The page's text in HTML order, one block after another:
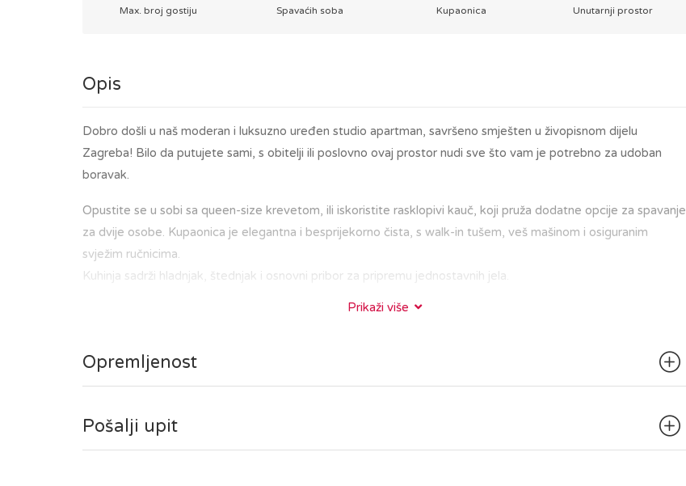
Max. broj gostiju Spavaćih soba Kupaonica Unutarnji prostor
Opis
Dobro došli u naš moderan i luksuzno uređen studio apartman, savršeno smješten u živopisnom dijelu
Zagreba! Bilo da putujete sami, s obitelji ili poslovno ovaj prostor nudi sve što vam je potrebno za udoban
boravak.
Opustite se u sobi sa queen-size krevetom, ili iskoristite rasklopivi kauč, koji pruža dodatne opcije za spavanje
za dvije osobe. Kupaonica je elegantna i besprijekorno čista, s walk-in tušem, veš mašinom i osiguranim
svježim ručnicima.
Kuhinja sadrži hladnjak, štednjak i osnovni pribor za pripremu jednostavnih jela.
Nalazeći se u središtu Zagreba, bit ćete na korak od glavnih gradskih znamenitosti, restorana i kafića. Bilo da
tržnicom Dolac i Trgom bana Jelačića, ili da uživate u kavi na Tkalčićevoj ulici, sve vam je nadohvat ruke.
Prikaži više
Opremljenost
Pošalji upit